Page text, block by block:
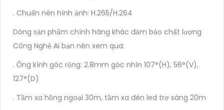
. Chuẩn nén hình ảnh: H.265/H.264
Dòng sản phẩm chính hãng khác đảm bảo chất lượng
Công Nghệ AI bạn nên xem qua:
. Ống kính góc rộng: 2.8mm góc nhìn 107°(H), 56°(V),
127°(D)
. Tầm xa hồng ngoại 30m, tầm xa đèn led trợ sáng 20m